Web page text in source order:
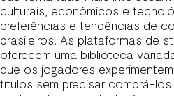
culturais, econômicos e
preferências e tendências de
brasileiros. As plataformas de
oferecem uma biblioteca
que os jogadores
títulos sem precisar comprá-los